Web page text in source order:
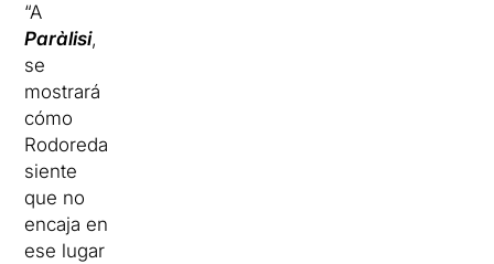
“A
Paràlisi,
se
mostrará
cómo
Rodoreda
siente
que no
encaja en
ese lugar